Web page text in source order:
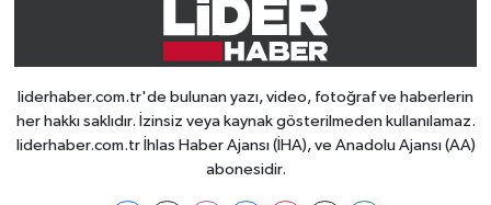
liderhaber.com.tr'de bulunan yazı, video, fotoğraf ve haberlerin
her hakkı saklıdır. İzinsiz veya kaynak gösterilmeden kullanılamaz.
liderhaber.com.tr İhlas Haber Ajansı (İHA), ve Anadolu Ajansı (AA)
abonesidir.